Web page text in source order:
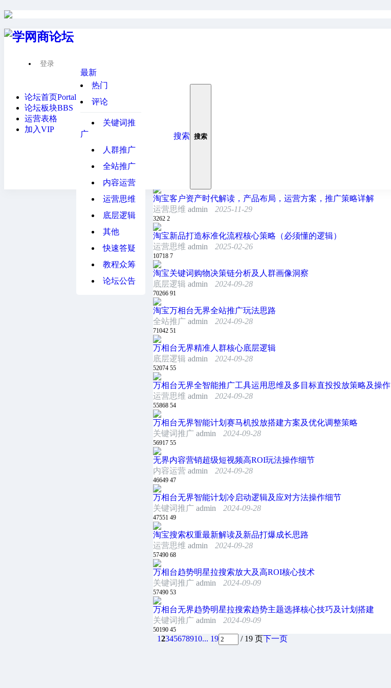
登录
论坛首页Portal
论坛板块BBS
运营表格
加入VIP
搜索 搜索
最新
热门
评论
关键词推
广
人群推广
全站推广
内容运营
运营思维
底层逻辑
其他
快速答疑
教程众筹
论坛公告
万相台全站推广核心点及计划建立详解
人群推广 admin
淘宝客户资产时代解读，产品布局，运营方案，推广策略详解
运营思维 admin 2025-11-29
3262 2
淘宝新品打造标准化流程核心策略（必须懂的逻辑）
运营思维 admin 2025-02-26
10718 7
淘宝关键词购物决策链分析及人群画像洞察
底层逻辑 admin 2024-09-28
70266 91
淘宝万相台无界全站推广玩法思路
全站推广 admin 2024-09-28
71042 51
万相台无界精准人群核心底层逻辑
底层逻辑 admin 2024-09-28
52074 55
万相台无界全智能推广工具运用思维及多目标直投投放策略及操作
运营思维 admin 2024-09-28
55868 54
万相台无界智能计划赛马机投放搭建方案及优化调整策略
关键词推广 admin 2024-09-28
56917 55
无界内容营销超级短视频高ROI玩法操作细节
内容运营 admin 2024-09-28
46649 47
万相台无界智能计划冷启动逻辑及应对方法操作细节
关键词推广 admin 2024-09-28
47551 49
淘宝搜索权重最新解读及新品打爆成长思路
运营思维 admin 2024-09-28
57490 68
万相台趋势明星拉搜索放大及高ROI核心技术
关键词推广 admin 2024-09-09
57490 53
万相台无界趋势明星拉搜索趋势主题选择核心技巧及计划搭建
关键词推广 admin 2024-09-09
50190 45
12345678910... 19 / 19 页下一页